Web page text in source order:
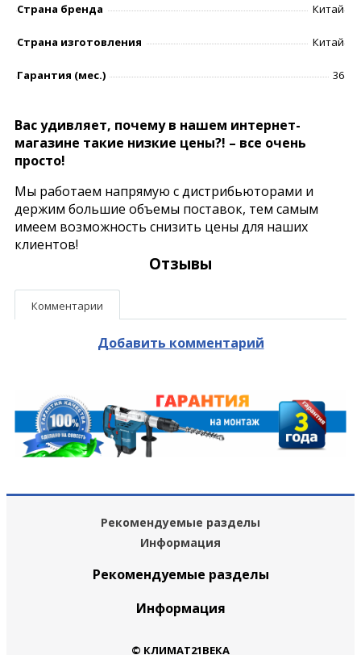
Страна бренда Китай
Страна изготовления Китай
Гарантия (мес.) 36
Вас удивляет, почему в нашем интернет-
магазине такие низкие цены?! – все очень
просто!
Мы работаем напрямую с дистрибьюторами и
держим большие объемы поставок, тем самым
имеем возможность снизить цены для наших
клиентов!
Отзывы
Комментарии
Добавить комментарий
Рекомендуемые разделы
Информация
Рекомендуемые разделы
Информация
© КЛИМАТ21ВЕКА